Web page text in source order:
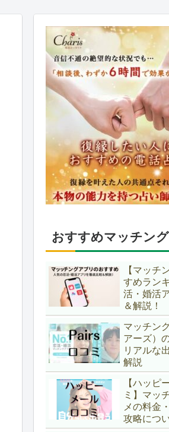
おすすめマッチン
【マッチ
すめラン
活・婚活
＆解説！
マッチン
アーズ）
リアルな
解説
【ハッピ
ミ】マッ
メの料金
攻略につ